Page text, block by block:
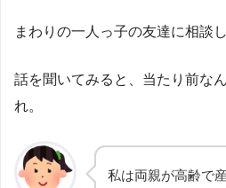
まわりの一人っ子の友達に相談し
話を聞いてみると、当たり前な
れ。
私は両親が高齢で